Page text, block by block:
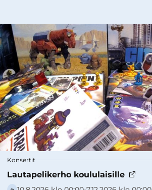
Konsertit
Lautapelikerho koululaisille